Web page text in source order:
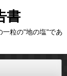
書
一粒の"地の塩"であ